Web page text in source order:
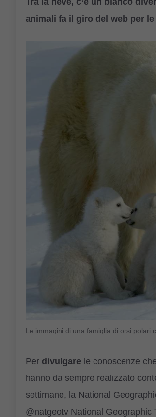
Tra la neve, c’è un bianco
animali fa il giro del web per
Le immagini di una famiglia di orsi
Per divulgare le conoscenze
hanno da sempre realizzato
settimane, la National
@natgeotv National